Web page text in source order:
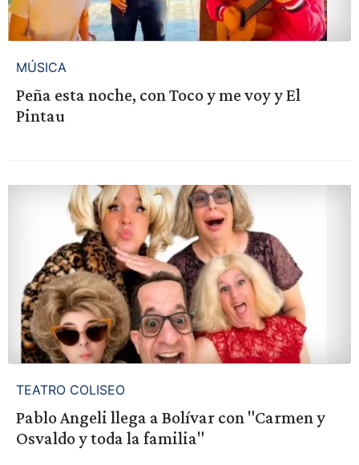
MÚSICA
Peña esta noche, con Toco y me voy y El
Pintau
TEATRO COLISEO
Pablo Angeli llega a Bolívar con "Carmen y
Osvaldo y toda la familia"